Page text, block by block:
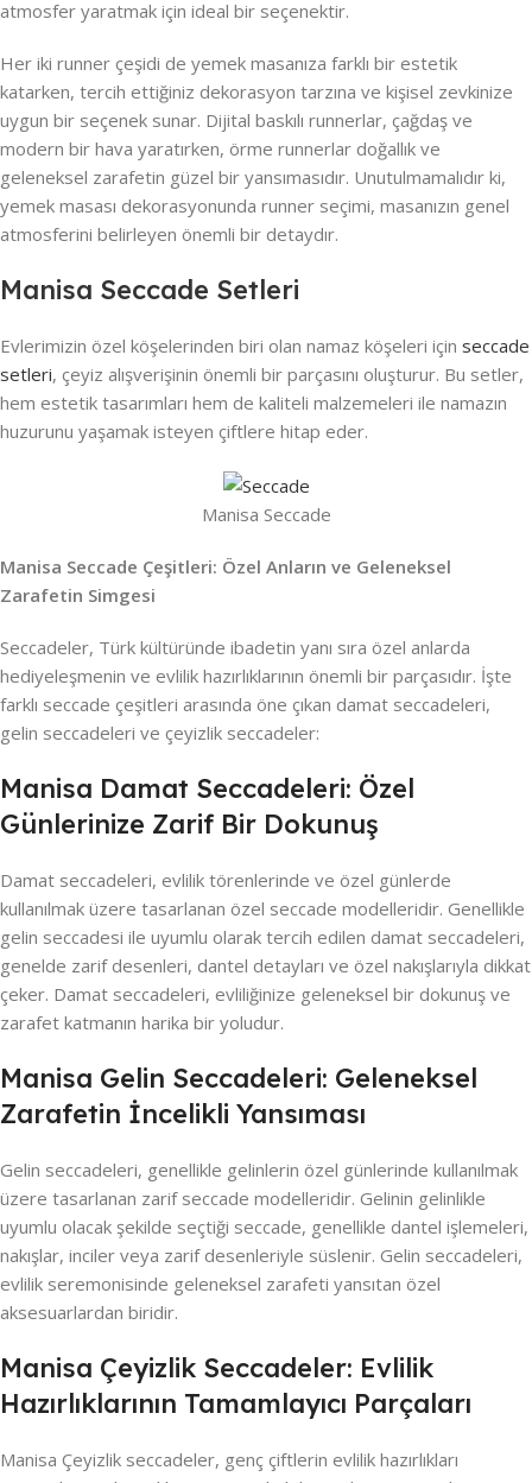
atmosfer yaratmak için ideal bir seçenektir.
Her iki runner çeşidi de yemek masanıza farklı bir estetik
katarken, tercih ettiğiniz dekorasyon tarzına ve kişisel zevkinize
uygun bir seçenek sunar. Dijital baskılı runnerlar, çağdaş ve
modern bir hava yaratırken, örme runnerlar doğallık ve
geleneksel zarafetin güzel bir yansımasıdır. Unutulmamalıdır ki,
yemek masası dekorasyonunda runner seçimi, masanızın genel
atmosferini belirleyen önemli bir detaydır.
Manisa Seccade Setleri
Evlerimizin özel köşelerinden biri olan namaz köşeleri için seccade
setleri, çeyiz alışverişinin önemli bir parçasını oluşturur. Bu setler,
hem estetik tasarımları hem de kaliteli malzemeleri ile namazın
huzurunu yaşamak isteyen çiftlere hitap eder.
Manisa Seccade
Manisa Seccade Çeşitleri: Özel Anların ve Geleneksel
Zarafetin Simgesi
Seccadeler, Türk kültüründe ibadetin yanı sıra özel anlarda
hediyeleşmenin ve evlilik hazırlıklarının önemli bir parçasıdır. İşte
farklı seccade çeşitleri arasında öne çıkan damat seccadeleri,
gelin seccadeleri ve çeyizlik seccadeler:
Manisa Damat Seccadeleri: Özel
Günlerinize Zarif Bir Dokunuş
Damat seccadeleri, evlilik törenlerinde ve özel günlerde
kullanılmak üzere tasarlanan özel seccade modelleridir. Genellikle
gelin seccadesi ile uyumlu olarak tercih edilen damat seccadeleri,
genelde zarif desenleri, dantel detayları ve özel nakışlarıyla dikkat
çeker. Damat seccadeleri, evliliğinize geleneksel bir dokunuş ve
zarafet katmanın harika bir yoludur.
Manisa Gelin Seccadeleri: Geleneksel
Zarafetin İncelikli Yansıması
Gelin seccadeleri, genellikle gelinlerin özel günlerinde kullanılmak
üzere tasarlanan zarif seccade modelleridir. Gelinin gelinlikle
uyumlu olacak şekilde seçtiği seccade, genellikle dantel işlemeleri,
nakışlar, inciler veya zarif desenleriyle süslenir. Gelin seccadeleri,
evlilik seremonisinde geleneksel zarafeti yansıtan özel
aksesuarlardan biridir.
Manisa Çeyizlik Seccadeler: Evlilik
Hazırlıklarının Tamamlayıcı Parçaları
Manisa Çeyizlik seccadeler, genç çiftlerin evlilik hazırlıkları